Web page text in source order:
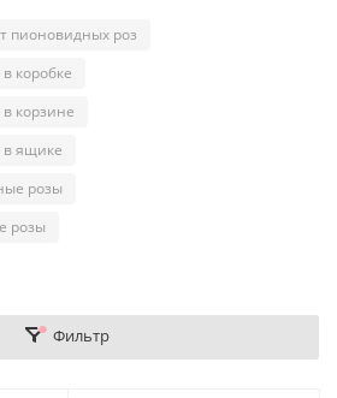
пионовидных роз
коробке
корзине
ящике
розы
розы
Фильтр